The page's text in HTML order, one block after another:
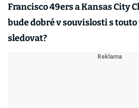
Francisco 49ers a Kansas City
bude dobré v souvislosti s
sledovat?